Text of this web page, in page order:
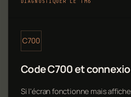
C700
Code C700 et
Si l'écran fonctionne mais